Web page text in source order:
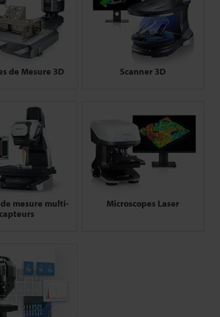
de Mesure 3D Scanner 3D
mesure multi-
capteurs
Microscopes Laser